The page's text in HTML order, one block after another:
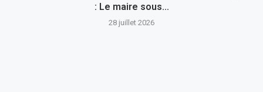
: Le maire sous...
28 juillet 2026